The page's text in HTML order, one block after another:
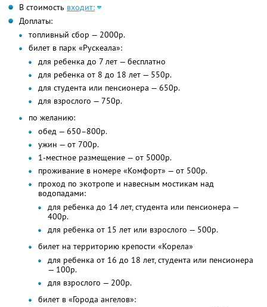
В стоимость входит:
Доплаты:
топливный сбор — 2000р.
билет в парк «Рускеала»:
для ребенка до 7 лет — бесплатно
для ребенка от 8 до 18 лет — 550р.
для студента или пенсионера — 650р.
для взрослого — 750р.
по желанию:
обед — 650–800р.
ужин — от 700р.
1-местное размещение — от 5000р.
проживание в номере «Комфорт» — от 500р.
проход по экотропе и навесным мостикам над
водопадами:
для ребенка до 14 лет, студента или пенсионера —
400р.
для ребенка от 15 лет или взрослого — 500р.
билет на территорию крепости «Корела»
для ребенка от 16 до 18 лет, студента или пенсионера
— 100р.
для взрослого — 200р.
билет в «Города ангелов»: